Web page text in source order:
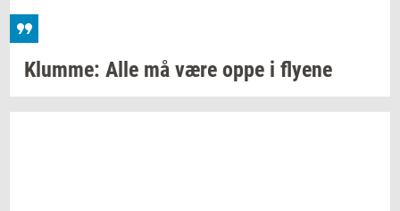
Klum­me: Alle må være oppe i fly­e­ne